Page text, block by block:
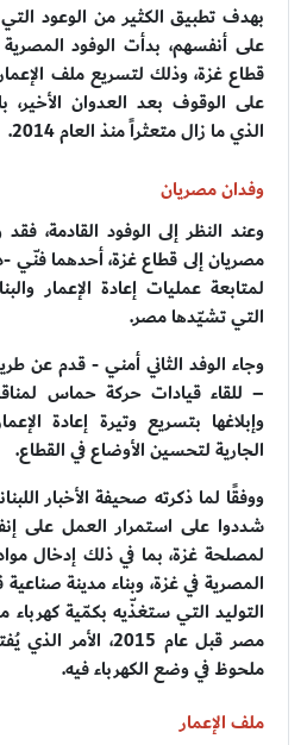
بهدف تطبيق الكثير من الوعود
على أنفسهم، بدأت الوفود المصرية
قطاع غزة، وذلك لتسريع ملف
على الوقوف بعد العدوان الأخير،
الذي ما زال متعثراً منذ العام 2014.
وفدان مصريان
وعند النظر إلى الوفود القادمة،
مصريان إلى قطاع غزة، أحدهما
لمتابعة عمليات إعادة الإعمار
التي تشيّدها مصر.
وجاء الوفد الثاني أمني - قدم عن
– للقاء قيادات حركة حماس
وإبلاغها بتسريع وتيرة إعادة
الجارية لتحسين الأوضاع في القطاع.
ووفقًا لما ذكرته صحيفة الأخبار
شددوا على استمرار العمل على
لمصلحة غزة، بما في ذلك إدخال
المصرية في غزة، وبناء مدينة
التوليد التي ستغذّيه بكمّية
مصر قبل عام 2015،
ملحوظ في وضع الكهرباء فيه.
ملف الإعمار